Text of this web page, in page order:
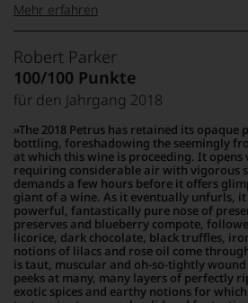
85–89 Punkte:
Unter 85 Punkte:
für
»Fine
Wine«,
für
die
edlen
der
Welt,
wie
kaum
ein
anderer.
Das
dokumentieren
wir
auch
20 Punkte:
19 Punkte:
18
Punkte:
17 Punkte:
16 Punkte:
Weinwisser
Das
Magazin
wurde
von
dem
Weinjournalisten,
Weinbuchautor
und
Bordeauxspezialisten
René
Gabriel
gegründet
und
erscheint
Mehr erfahren
Robert Parker
100/100 Punkte
für den Jahrgang 2018
The 2018 Petrus has retained its
bottling, foreshadowing the seemingly
at which this wine is proceeding. It opens
requiring considerable air with vigorous
demands a few hours before it offers
giant of a wine. As it eventually unfurls,
powerful, fantastically pure nose of
preserves and blueberry compote,
licorice, dark chocolate, black truffles,
notions of lilacs and rose oil come
is taut, muscular and oh-so-tightly
peeks at many, many layers of perfectly
exotic spices and earthy notions for